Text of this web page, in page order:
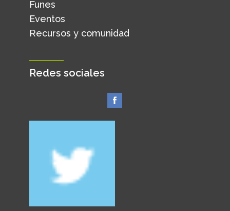
Funes
Eventos
Recursos y comunidad
Redes sociales